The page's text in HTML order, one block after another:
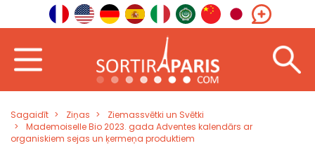
Sagaidīt Ziņas
Ziemassvētki un Svētki
Mademoiselle Bio 2023. gada Adventes kalendārs ar
organiskiem sejas un ķermeņa produktiem